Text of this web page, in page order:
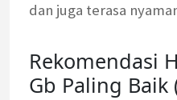
dan juga terasa
Rekomendasi
Gb Paling Baik